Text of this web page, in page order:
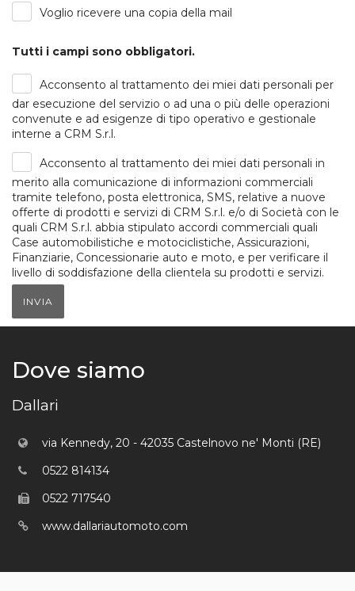
Voglio ricevere una copia della mail
Tutti i campi sono obbligatori.
Acconsento al trattamento dei miei dati personali per
dar esecuzione del servizio o ad una o più delle operazioni
convenute e ad esigenze di tipo operativo e gestionale
interne a CRM S.r.l.
Acconsento al trattamento dei miei dati personali in
merito alla comunicazione di informazioni commerciali
tramite telefono, posta elettronica, SMS, relative a nuove
offerte di prodotti e servizi di CRM S.r.l. e/o di Società con le
quali CRM S.r.l. abbia stipulato accordi commerciali quali
Case automobilistiche e motociclistiche, Assicurazioni,
Finanziarie, Concessionarie auto e moto, e per verificare il
livello di soddisfazione della clientela su prodotti e servizi.
INVIA
Dove siamo
Dallari
via Kennedy, 20 - 42035 Castelnovo ne' Monti (RE)
0522 814134
0522 717540
www.dallariautomoto.com